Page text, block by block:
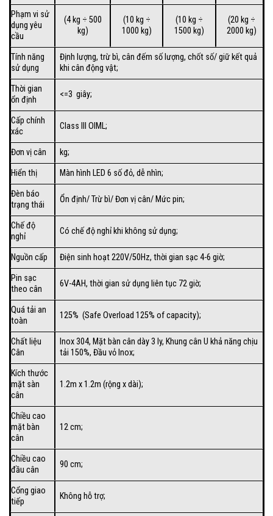
Phạm vi sử
dụng yêu
cầu
(4 kg ÷ 500
kg)
(10 kg ÷
1000 kg)
(10 kg ÷
1500 kg)
(20 kg ÷
2000 kg)
Tính năng
sử dụng
Định lượng, trừ bì, cân đếm số lượng, chốt số/ giữ kết quả
khi cân động vật;
Thời gian
ổn định
<=3 giây;
Cấp chính
xác
Class III OIML;
Đơn vị cân
kg;
Hiển thị
Màn hình LED 6 số đỏ, dễ nhìn;
Đèn báo
trạng thái
Ổn định/ Trừ bì/ Đơn vị cân/ Mức pin;
Chế độ
nghỉ
Có chế độ nghỉ khi không sử dụng;
Nguồn cấp
Điện sinh hoạt 220V/50Hz, thời gian sạc 4-6 giờ;
Pin sạc
theo cân
6V-4AH, thời gian sử dụng liên tục 72 giờ;
Quá tải an
toàn
125% (Safe Overload 125% of capacity);
Chất liệu
Cân
Inox 304, Mặt bàn cân dày 3 ly, Khung cân U khả năng chịu
tải 150%, Đầu vỏ Inox;
Kích thước
mặt sàn
cân
1.2m x 1.2m (rộng x dài);
Chiều cao
mặt bàn
cân
12 cm;
Chiều cao
đầu cân
90 cm;
Cổng giao
tiếp
Không hỗ trợ;